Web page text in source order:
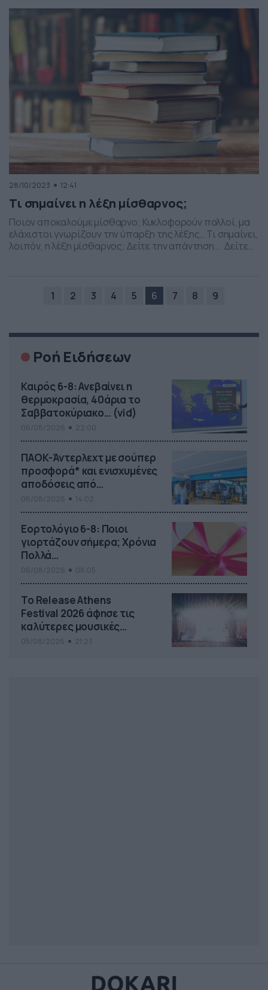
πετά κάτω την τσάντα που είχε πιάσει την ελεύθερη
θέση και πήρε από το χέρι τη […]
28/10/2023 12:41
Τι σημαίνει η λέξη μίσθαρνος;
Ποιον αποκαλούμε μίσθαρνο; Κυκλοφορούν πολλοί, μα
ελάχιστοι γνωρίζουν την ύπαρξη της λέξης… Τι σημαίνει,
λοιπόν, η λέξη μίσθαρνος; Δείτε την απάντηση… Δείτε
φωτογραφίας – depositphotos.com
1 2 3 4 5 6 7 8 9
Ροή Ειδήσεων
Καιρός 6-8: Ανεβαίνει η
θερμοκρασία, 40άρια το
Σαββατοκύριακο… (vid)
ΠΑΟΚ-Άντερλεχτ με σούπερ
προσφορά* και ενισχυμένες
αποδόσεις από
το Pamestoixima.gr
Εορτολόγιο 6-8: Ποιοι
γιορτάζουν σήμερα; Χρόνια
Πολλά…
Το Release Athens
Festival 2026 άφησε τις
καλύτερες μουσικές
αναμνήσεις